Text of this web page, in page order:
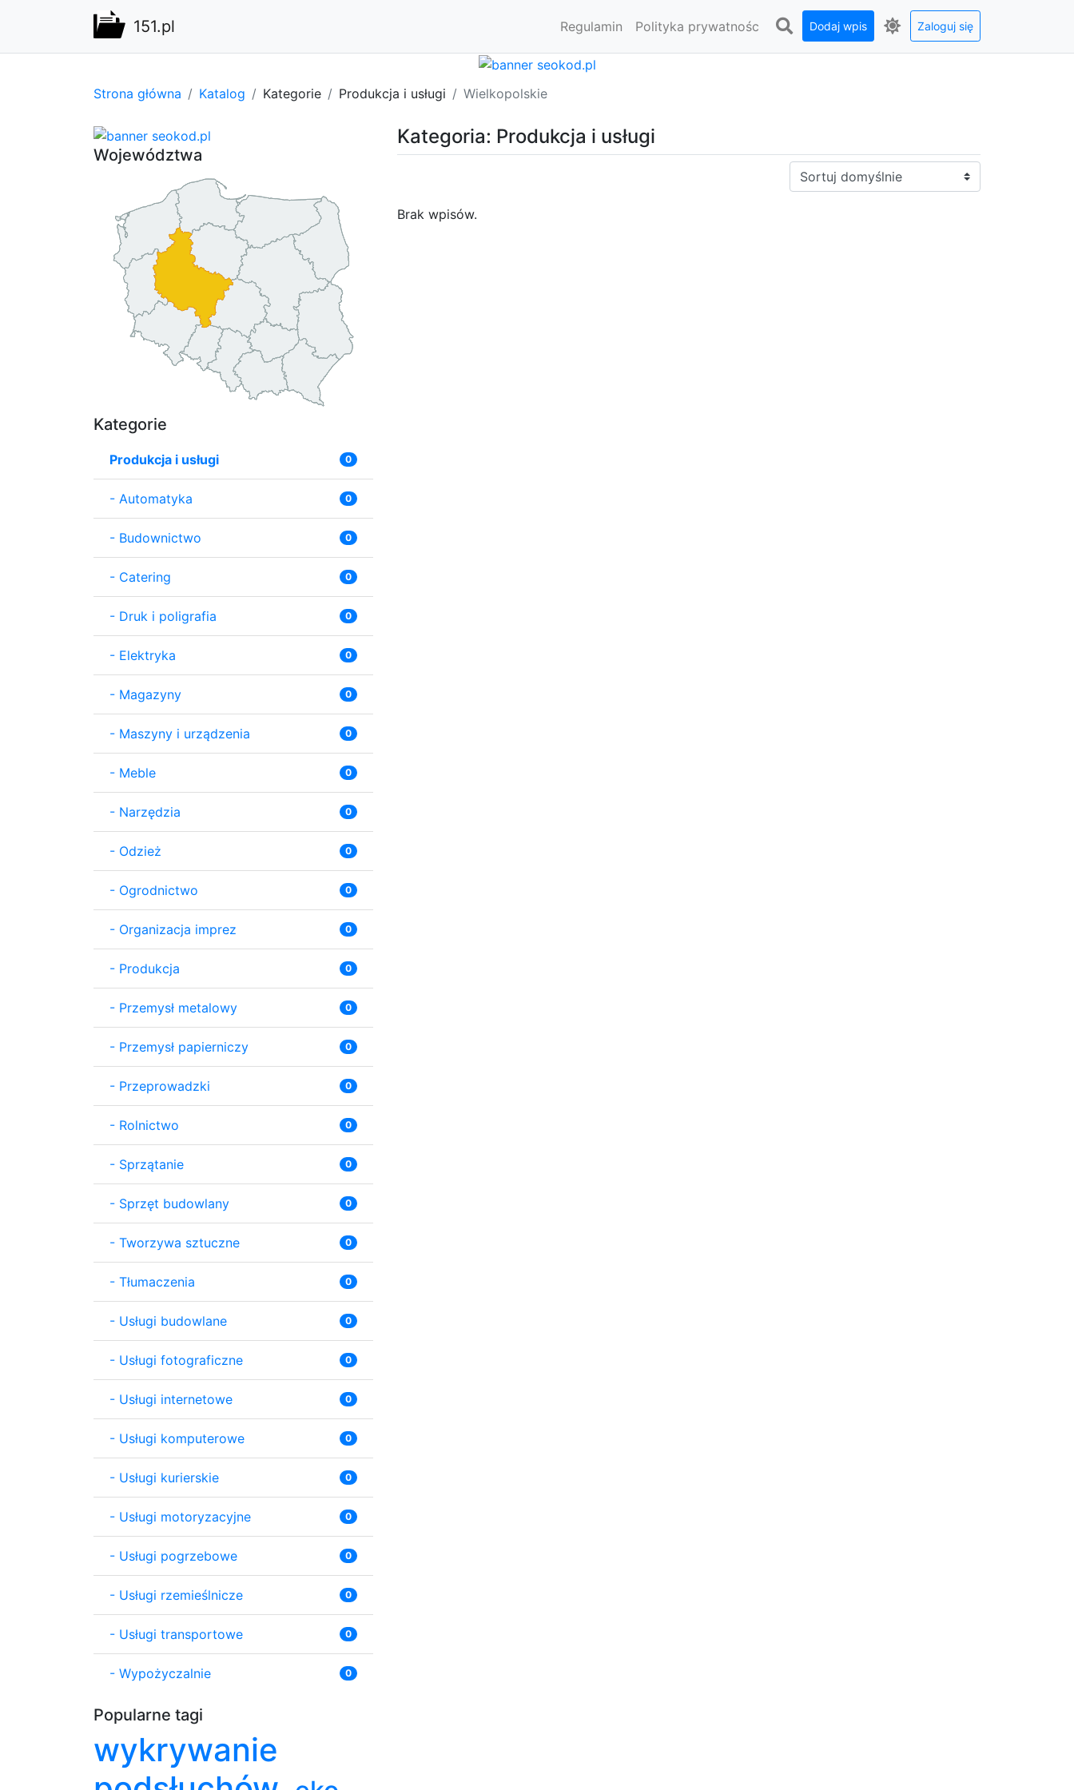
151.pl Regulamin Polityka prywatnośc Dodaj wpis Zaloguj się
Strona główna Katalog Kategorie Produkcja i usługi Wielkopolskie
Kategoria: Produkcja i usługi
Sortuj:
Brak wpisów.
Województwa
Kategorie
Produkcja i usługi 0
- Automatyka 0
- Budownictwo 0
- Catering 0
- Druk i poligrafia 0
- Elektryka 0
- Magazyny 0
- Maszyny i urządzenia 0
- Meble 0
- Narzędzia 0
- Odzież 0
- Ogrodnictwo 0
- Organizacja imprez 0
- Produkcja 0
- Przemysł metalowy 0
- Przemysł papierniczy 0
- Przeprowadzki 0
- Rolnictwo 0
- Sprzątanie 0
- Sprzęt budowlany 0
- Tworzywa sztuczne 0
- Tłumaczenia 0
- Usługi budowlane 0
- Usługi fotograficzne 0
- Usługi internetowe 0
- Usługi komputerowe 0
- Usługi kurierskie 0
- Usługi motoryzacyjne 0
- Usługi pogrzebowe 0
- Usługi rzemieślnicze 0
- Usługi transportowe 0
- Wypożyczalnie 0
Popularne tagi
wykrywanie